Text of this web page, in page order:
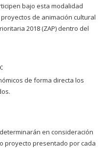
bajo esta modalidad
de animación cultural
2018 (ZAP) dentro del
de forma directa los
en consideración
proyecto presentado por cada